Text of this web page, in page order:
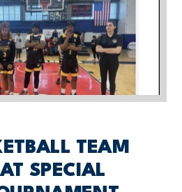
TEAM
SPECIAL